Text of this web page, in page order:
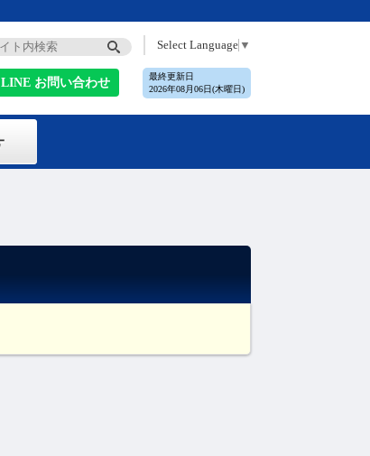
Select Language ▼
LINE お問い合わせ
最終更新日
2026年08月06日(木曜日)